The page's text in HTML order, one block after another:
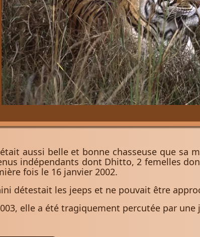
aussi belle et bonne chasseuse que sa
indépendants dont Dhitto, 2 femelles
fois le 16 janvier 2002.
détestait les jeeps et ne pouvait être
elle a été tragiquement percutée par